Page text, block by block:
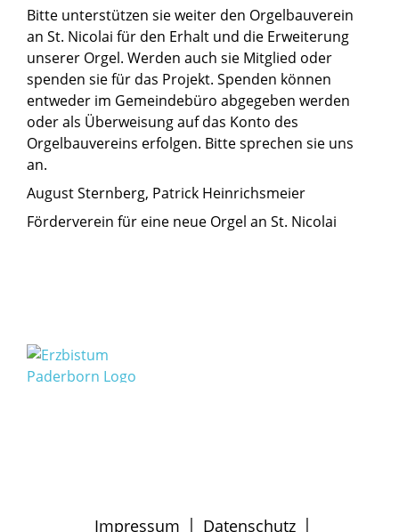
Bitte unterstützen sie weiter den Orgelbauverein
an St. Nicolai für den Erhalt und die Erweiterung
unserer Orgel. Werden auch sie Mitglied oder
spenden sie für das Projekt. Spenden können
entweder im Gemeindebüro abgegeben werden
oder als Überweisung auf das Konto des
Orgelbauvereins erfolgen. Bitte sprechen sie uns
an.
August Sternberg, Patrick Heinrichsmeier
Förderverein für eine neue Orgel an St. Nicolai
Impressum | Datenschutz |